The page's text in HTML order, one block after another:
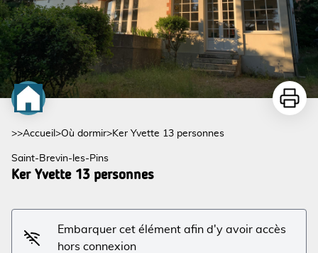
Voir l'image en plein écran
>>Accueil >Où dormir>Ker Yvette 13 personnes
Saint-Brevin-les-Pins
Ker Yvette 13 personnes
Embarquer cet élément afin d'y avoir accès
hors connexion